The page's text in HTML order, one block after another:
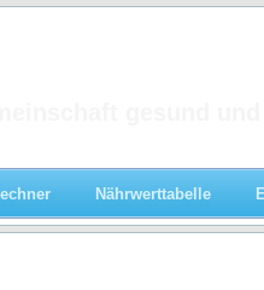
Nährwerttabelle